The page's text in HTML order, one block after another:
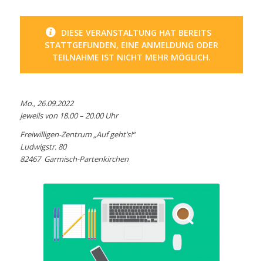
DIESE VERANSTALTUNG HAT BEREITS
STATTGEFUNDEN, EINE ANMELDUNG ODER
TEILNAHME IST NICHT MEHR MÖGLICH.
Mo., 26.09.2022
jeweils von 18.00 – 20.00 Uhr
Freiwilligen-Zentrum „Auf geht’s!“
Ludwigstr. 80
82467 Garmisch-Partenkirchen